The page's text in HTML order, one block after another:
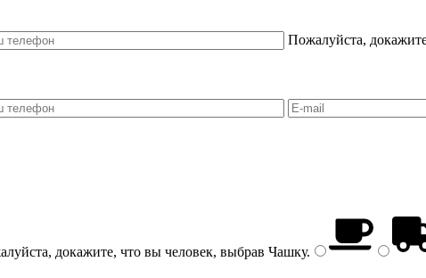
Пожалуйста,
докажите, что вы человек, выбрав Чашку.